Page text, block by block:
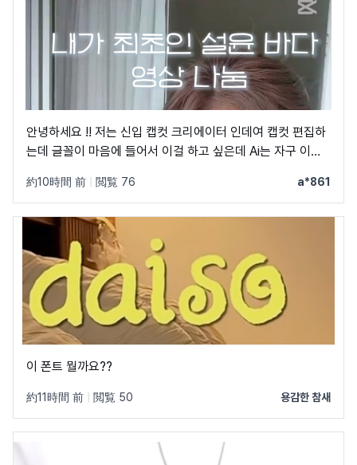
안녕하세요 !! 저는 신입 캡컷 크리에이터 인데여 캡컷 편집하
는데 글꼴이 마음에 들어서 이걸 하고 싶은데 Ai는 자구 이상
이 글꼴 가지고싶어요 ㅠ ㅂ ㅠ
約10時間 前 閲覧 76 a*861
이 폰트 뭘까요??
約11時間 前 閲覧 50 용감한 참새